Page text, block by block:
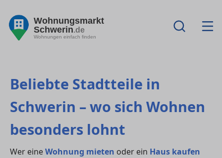
Wohnungsmarkt
Schwerin.de
Wohnungen einfach finden
Beliebte Stadtteile in
Schwerin – wo sich Wohnen
besonders lohnt
Wer eineWohnung mieten oder ein Haus kaufen